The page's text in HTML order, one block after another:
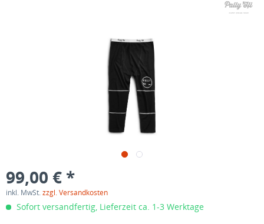
99,00 € *
inkl. MwSt.zzgl. Versandkosten
Sofort versandfertig, Lieferzeit ca. 1-3 Werktage